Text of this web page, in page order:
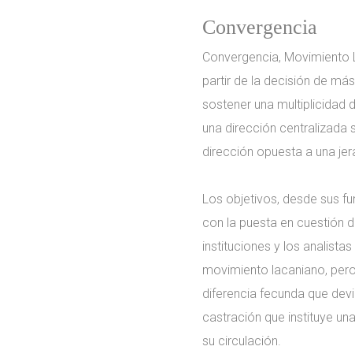
Convergencia
Convergencia,
partir de la decisión de
sostener una multiplicidad
una dirección centralizada
dirección opuesta a una
Los objetivos, desde sus
con la puesta en cuestión
instituciones y los
movimiento lacaniano,
diferencia fecunda que
castración que instituye
su circulación.